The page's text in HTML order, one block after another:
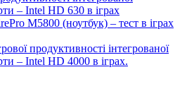
– Intel HD 630 в іграх
M5800 (ноутбук) – тест в іграх
продуктивності інтегрованої
– Intel HD 4000 в іграх.